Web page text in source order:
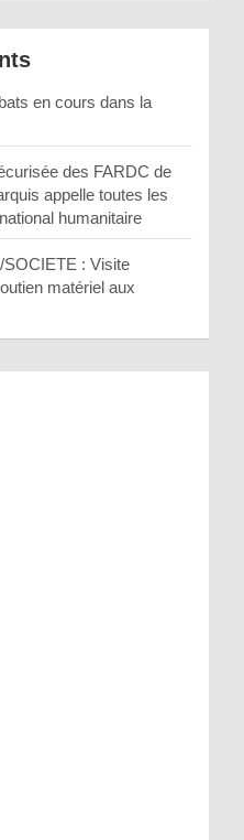
en cours dans la
des FARDC de
appelle toutes les
humanitaire
: Visite
matériel aux